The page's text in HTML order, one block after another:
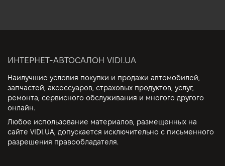
ИНТЕРНЕТ-АВТОСАЛОН VIDI.UA
Наилучшие условия покупки и продажи автомобилей,
запчастей, аксессуаров, страховых продуктов, услуг,
ремонта, сервисного обслуживания и многого другого
онлайн.
Любое использование материалов, размещенных на
сайте VIDI.UA, допускается исключительно с письменного
разрешения правообладателя.